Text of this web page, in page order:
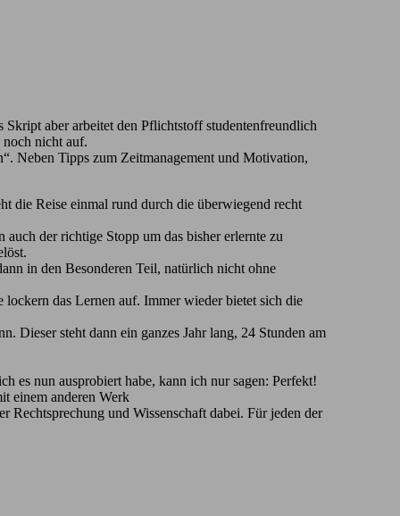
Skript aber arbeitet den Pflichtstoff studentenfreundlich
nicht auf.
Neben Tipps zum Zeitmanagement und Motivation,
die Reise einmal rund durch die überwiegend recht
der richtige Stopp um das bisher erlernte zu
in den Besonderen Teil, natürlich nicht ohne
das Lernen auf. Immer wieder bietet sich die
Dieser steht dann ein ganzes Jahr lang, 24 Stunden am
es nun ausprobiert habe, kann ich nur sagen: Perfekt!
einem anderen Werk
Rechtsprechung und Wissenschaft dabei. Für jeden der